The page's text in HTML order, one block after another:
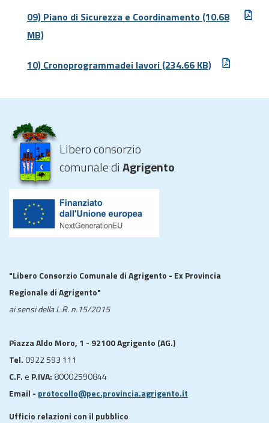
09) Piano di Sicurezza e Coordinamento (10.68
MB)
10) Cronoprogrammadei lavori (234.66 KB)
Libero consorzio
comunale diAgrigento
"Libero Consorzio Comunale di Agrigento - Ex Provincia
Regionale di Agrigento"
ai sensi della L.R. n.15/2015
Piazza Aldo Moro, 1 - 92100 Agrigento (AG.)
Tel. 0922 593 111
C.F. e P.IVA: 80002590844
Email - protocollo@pec.provincia.agrigento.it
Ufficio relazioni con il pubblico